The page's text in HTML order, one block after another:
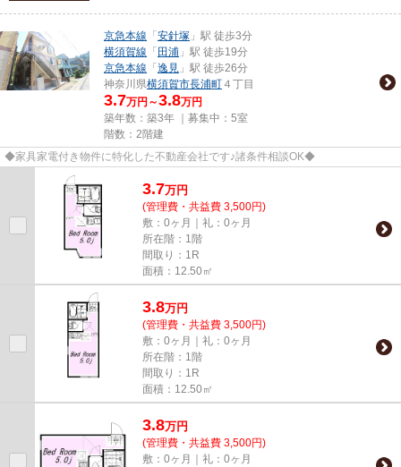
京急本線 「 安針塚 」駅 徒歩3分
横須賀線 「 田浦 」駅 徒歩19分
京急本線 「 逸見 」駅 徒歩26分
神奈川県横須賀市長浦町 ４丁目
3.7万円～3.8万円
築年数：築3年 ｜募集中： 5室
階数：2階建
◆家具家電付き物件に特化した不動産会社です♪諸条件相談OK◆
3.7万円
(管理費・共益費 3,500円)
敷：0ヶ月｜礼：0ヶ月
所在階：1階
間取り：1R
面積：12.50㎡
3.8万円
(管理費・共益費 3,500円)
敷：0ヶ月｜礼：0ヶ月
所在階：1階
間取り：1R
面積：12.50㎡
3.8万円
(管理費・共益費 3,500円)
敷：0ヶ月｜礼：0ヶ月